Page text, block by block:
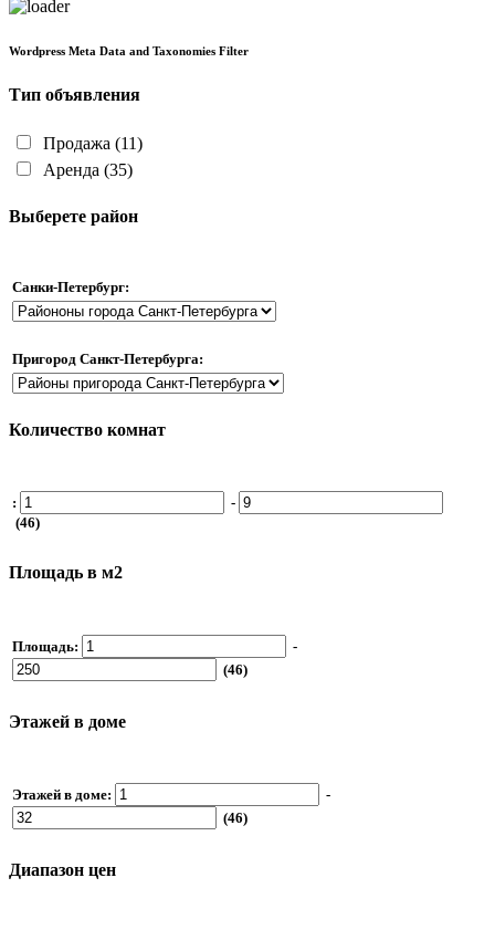
Wordpress Meta Data and Taxonomies Filter
Тип объявления
Продажа (11)
Аренда (35)
Выберете район
Санки-Петербург:
Пригород Санкт-Петербурга:
Количество комнат
:
-
(46)
Площадь в м2
Площадь:
-
(46)
Этажей в доме
Этажей в доме:
-
(46)
Диапазон цен